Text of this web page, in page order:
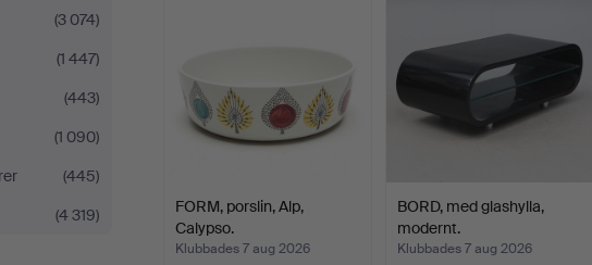
(3 074)
(1 447)
(443)
(1 090)
(445)
(4 319)
FORM, porslin, Alp,
Calypso.
Klubbades 7 aug 2026
BORD, med glashylla,
modernt.
Klubbades 7 aug 2026